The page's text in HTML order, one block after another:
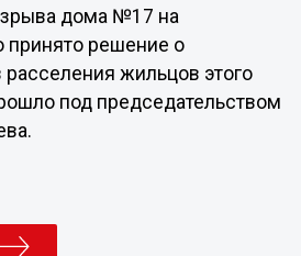
дома №17 на
принято решение о
жильцов этого
под председательством